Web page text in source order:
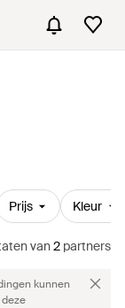
Prijs Kleur
van2 partners
kunnen